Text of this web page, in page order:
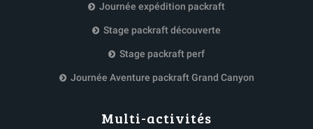
Journée expédition packraft
Stage packraft découverte
Stage packraft perf
Journée Aventure packraft Grand Canyon
Multi-activités